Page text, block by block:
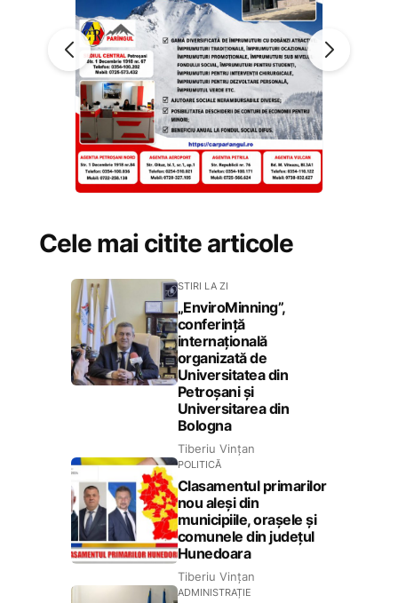
Cele mai citite articole
STIRI LA ZI
„EnviroMinning”,
conferință
internațională
organizată de
Universitatea din
Petroșani și
Universitarea din
Bologna
Tiberiu Vințan
POLITICĂ
Clasamentul primarilor
nou aleși din
municipiile, orașele și
comunele din județul
Hunedoara
Tiberiu Vințan
ADMINISTRAȚIE